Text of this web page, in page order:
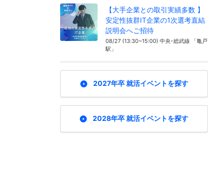
【大手企業との取引実績多数 】
安定性抜群IT企業の1次選考直結
説明会へご招待
08/27 (13:30~15:00) 中央･総武線 「亀戸
駅」
2027年卒 就活イベントを探す
2028年卒 就活イベントを探す